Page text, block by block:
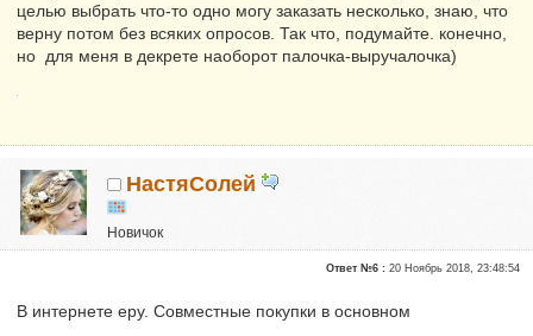
целью выбрать что-то одно могу заказать несколько, знаю, что
верну потом без всяких опросов. Так что, подумайте. конечно,
но для меня в декрете наоборот палочка-выручалочка)
НастяСолей
Новичок
Ответ №6 :20 Ноябрь 2018, 23:48:54
В интернете еру. Совместные покупки в основном